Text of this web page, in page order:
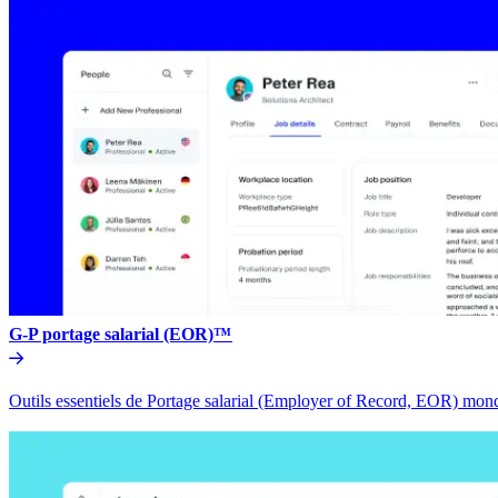
G-P portage salarial (EOR)™​​
Outils essentiels de Portage salarial (Employer of Record, EOR)